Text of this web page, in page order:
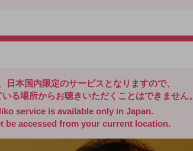
日本国内限定のサービスとなりますので、
る場所からお聴きいただくことはできません。
service is available only in Japan.
be accessed from your current location.